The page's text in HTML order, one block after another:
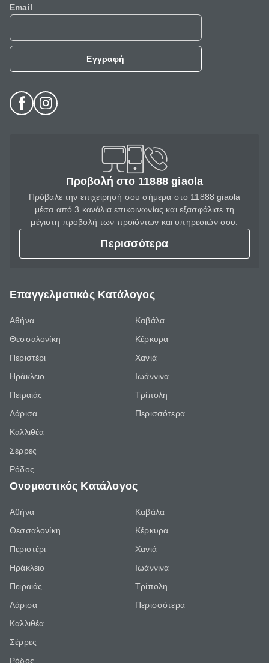
Email
Εγγραφή
Προβολή στο 11888 giaola
Πρόβαλε την επιχείρησή σου σήμερα στο 11888 giaola
μέσα από 3 κανάλια επικοινωνίας και εξασφάλισε τη
μέγιστη προβολή των προϊόντων και υπηρεσιών σου.
Περισσότερα
Επαγγελματικός Κατάλογος
Αθήνα
Θεσσαλονίκη
Περιστέρι
Ηράκλειο
Πειραιάς
Λάρισα
Καλλιθέα
Σέρρες
Ρόδος
Καβάλα
Κέρκυρα
Χανιά
Ιωάννινα
Τρίπολη
Περισσότερα
Ονομαστικός Κατάλογος
Αθήνα
Θεσσαλονίκη
Περιστέρι
Ηράκλειο
Πειραιάς
Λάρισα
Καλλιθέα
Σέρρες
Ρόδος
Καβάλα
Κέρκυρα
Χανιά
Ιωάννινα
Τρίπολη
Περισσότερα